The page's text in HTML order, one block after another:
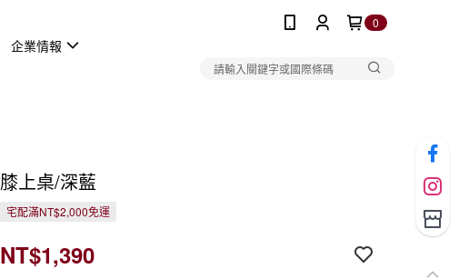
0
企業情報
膝上桌/深藍
宅配滿NT$2,000免運
NT$1,390